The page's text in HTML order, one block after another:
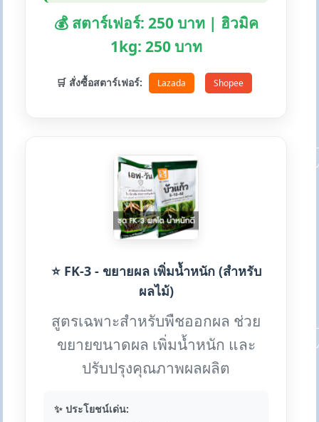
💰 สตาร์เฟอร์: 250 บาท | ฮิวมิค
1kg: 250 บาท
🛒 สั่งซื้อสตาร์เฟอร์: Lazada Shopee
⭐ FK-3 - ขยายผล เพิ่มน้ำหนัก (สำหรับ
ผลไม้)
สูตรเฉพาะสำหรับพืชออกผล ช่วย
ขยายขนาดผล เพิ่มน้ำหนัก และ
ปรับปรุงคุณภาพผลผลิต
✨ ประโยชน์เด่น: